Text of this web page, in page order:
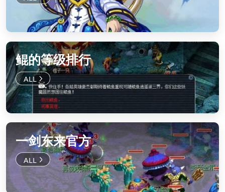
鲲的等级排行
一剑东来官方